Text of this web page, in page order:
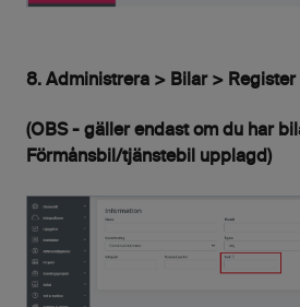
8. Administrera > Bilar > Register
(OBS - gäller endast om du har
Förmånsbil/tjänstebil upplagd)